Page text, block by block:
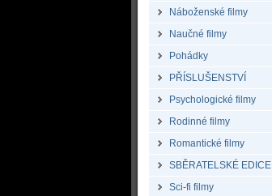
Náboženské filmy
Naučné filmy
Pohádky
PŘÍSLUŠENSTVÍ
Psychologické filmy
Rodinné filmy
Romantické filmy
SBĚRATELSKÉ EDICE
Sci-fi filmy